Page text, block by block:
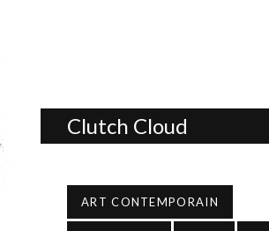
Clutch Cloud
ART CONTEMPORAIN